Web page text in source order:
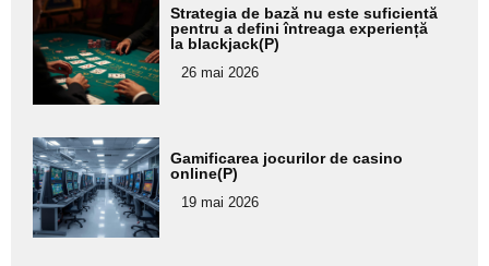
Adaugă
aici textul
pentru
subtitlu
Strategia de bază nu este suficientă
pentru a defini întreaga experiență
la blackjack(P)
26 mai 2026
Adaugă
aici textul
pentru
subtitlu
Gamificarea jocurilor de casino
online(P)
19 mai 2026